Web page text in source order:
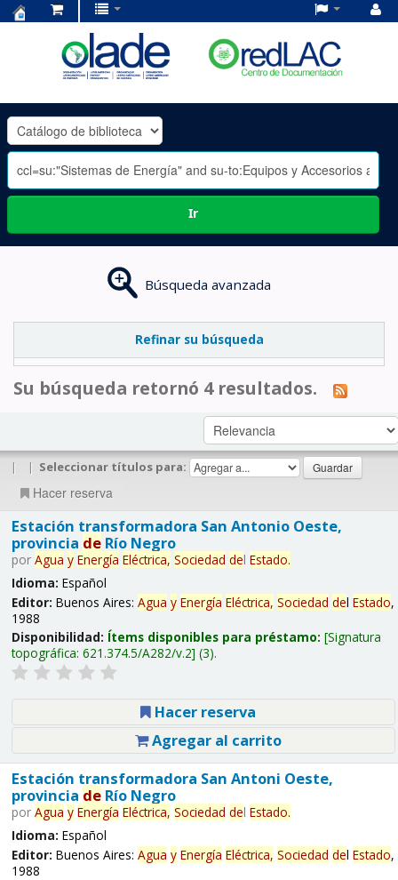
OLADE
-
Ir
Búsqueda avanzada
Refinar su búsqueda
Su búsqueda retornó 4 resultados.
| | Seleccionar títulos para:
Hacer reserva
Estación transformadora San Antonio Oeste,
provincia deRío Negro
por Agua y Energía Eléctrica, Sociedad del Estado.
Idioma: Español
Editor: Buenos Aires: Agua y Energía Eléctrica, Sociedad del Estado,
1988
Disponibilidad: Ítems disponibles para préstamo: Signatura
topográfica: 621.374.5/A282/v.2 (3).
Hacer reserva
Agregar al carrito
Estación transformadora San Antoni Oeste,
provincia deRío Negro
por Agua y Energía Eléctrica, Sociedad del Estado.
Idioma: Español
Editor: Buenos Aires: Agua y Energía Eléctrica, Sociedad del Estado,
1988